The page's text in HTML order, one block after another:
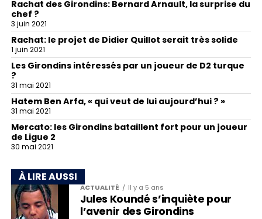
Rachat des Girondins: Bernard Arnault, la surprise du
chef ?
3 juin 2021
Rachat: le projet de Didier Quillot serait très solide
1 juin 2021
Les Girondins intéressés par un joueur de D2 turque
?
31 mai 2021
Hatem Ben Arfa, « qui veut de lui aujourd’hui ? »
31 mai 2021
Mercato: les Girondins bataillent fort pour un joueur
de Ligue 2
30 mai 2021
À LIRE AUSSI
ACTUALITÉ Il y a 5 ans
Jules Koundé s’inquiète pour
l’avenir des Girondins